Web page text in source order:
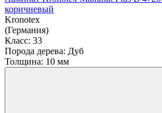
коричневый
Kronotex
(Германия)
Класс: 33
Порода дерева: Дуб
Толщина: 10 мм